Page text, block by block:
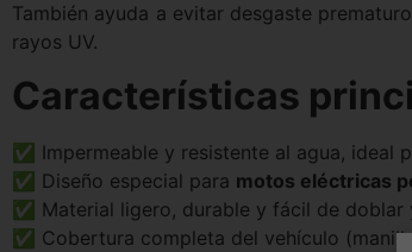
También ayuda a evitar desgaste
rayos UV.
Características
✅ Impermeable y resistente al agua, ideal
✅ Diseño especial para motos eléctricas
✅ Material ligero, durable y fácil de doblar
✅ Cobertura completa del vehículo